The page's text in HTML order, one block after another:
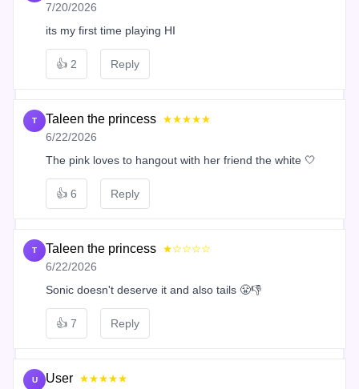
7/20/2026
its my first time playing HI
👍 2 Reply
T Taleen the princess ★★★★★
6/22/2026
The pink loves to hangout with her friend the white 🤍
👍 6 Reply
T Taleen the princess ★☆☆☆☆
6/22/2026
Sonic doesn't deserve it and also tails 😤👎
👍 7 Reply
U User ★★★★★